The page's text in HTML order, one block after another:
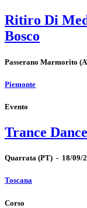
Ritiro Di
Bosco
Passerano Marmorito
Piemonte
Evento
Trance
Quarrata (PT) - 18/09/
Toscana
Corso